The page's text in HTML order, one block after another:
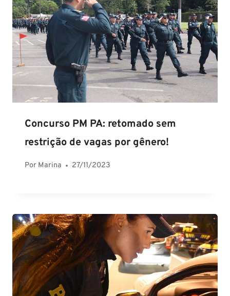
Concurso PM PA: retomado sem
restrição de vagas por gênero!
Por Marina 27/11/2023